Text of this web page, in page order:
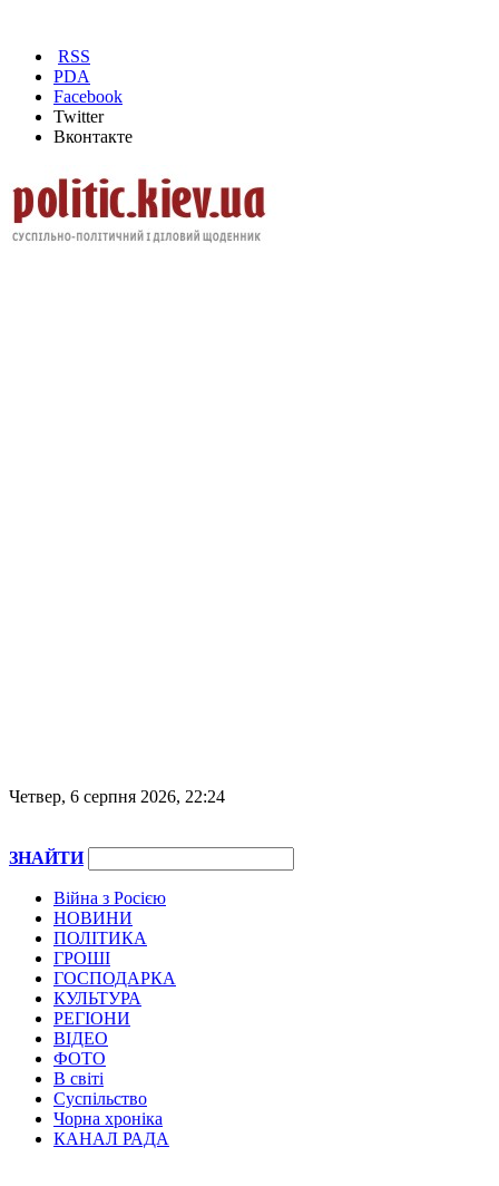
RSS
PDA
Facebook
Twitter
Вконтакте
Четвер, 6 серпня 2026, 22:24
ЗНАЙТИ
Війна з Росією
НОВИНИ
ПОЛІТИКА
ГРОШІ
ГОСПОДАРКА
КУЛЬТУРА
РЕГІОНИ
ВІДЕО
ФОТО
В світі
Суспільство
Чорна хроніка
КАНАЛ РАДА